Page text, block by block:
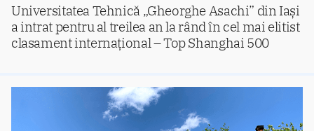
Universitatea Tehnică „Gheorghe Asachi” din Iași
a intrat pentru al treilea an la rând în cel mai elitist
clasament internațional – Top Shanghai 500